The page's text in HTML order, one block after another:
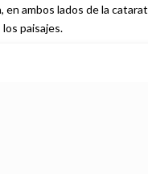
ambos lados de la
paisajes.